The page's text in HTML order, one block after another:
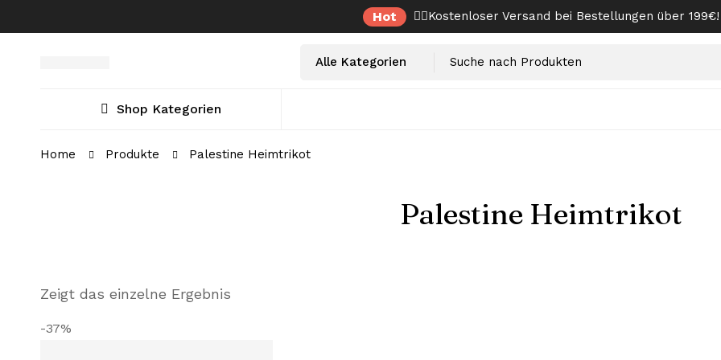
Hot ✌🏼Kostenloser Versand bei Bestellungen über 199€!
Select
Suche
Shop Kategorien
Home Produkte Palestine Heimtrikot
Palestine Heimtrikot
Zeigt das einzelne Ergebnis
-37%